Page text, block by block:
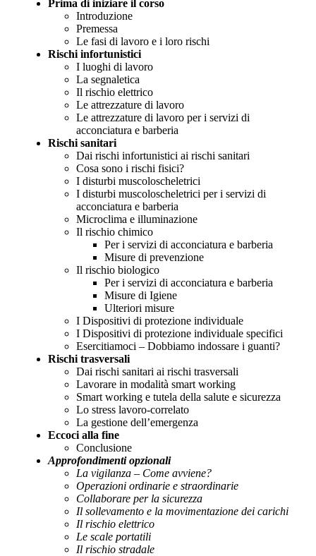
Prima di iniziare il corso
Introduzione
Premessa
Le fasi di lavoro e i loro rischi
Rischi infortunistici
I luoghi di lavoro
La segnaletica
Il rischio elettrico
Le attrezzature di lavoro
Le attrezzature di lavoro per i servizi di
acconciatura e barberia
Rischi sanitari
Dai rischi infortunistici ai rischi sanitari
Cosa sono i rischi fisici?
I disturbi muscoloscheletrici
I disturbi muscoloscheletrici per i servizi di
acconciatura e barberia
Microclima e illuminazione
Il rischio chimico
Per i servizi di acconciatura e barberia
Misure di prevenzione
Il rischio biologico
Per i servizi di acconciatura e barberia
Misure di Igiene
Ulteriori misure
I Dispositivi di protezione individuale
I Dispositivi di protezione individuale specifici
Esercitiamoci – Dobbiamo indossare i guanti?
Rischi trasversali
Dai rischi sanitari ai rischi trasversali
Lavorare in modalità smart working
Smart working e tutela della salute e sicurezza
Lo stress lavoro-correlato
La gestione dell’emergenza
Eccoci alla fine
Conclusione
Approfondimenti opzionali
La vigilanza – Come avviene?
Operazioni ordinarie e straordinarie
Collaborare per la sicurezza
Il sollevamento e la movimentazione dei carichi
Il rischio elettrico
Le scale portatili
Il rischio stradale